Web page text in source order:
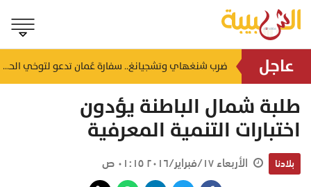
عاجل صعود المؤشر وقيمة التداولات تتجاوز 46 مليون ريال.. ملخص تداولات بورصة مسقط اليوم منذ ١٧ ساعة ضرب شنغهاي وتشجيانغ.. سفارة عُمان تدعو لتوخي الحيطة إثر إعصار مداري بالصين
طلبة شمال الباطنة يؤدون
اختبارات التنمية المعرفية
بلادنا الأربعاء ١٧/فبراير/٢٠١٦ ٠١:١٥ ص